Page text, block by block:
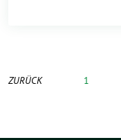
ZURÜCK 1